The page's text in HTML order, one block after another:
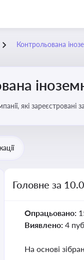
Контрольована
які
Головне за
Опрацьовано:
Виявлено: 4
На основі